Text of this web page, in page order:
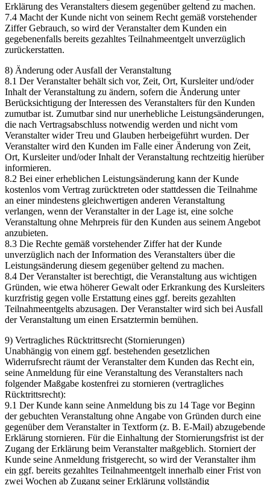
Erklärung des Veranstalters diesem gegenüber geltend zu machen.
7.4 Macht der Kunde nicht von seinem Recht gemäß vorstehender
Ziffer Gebrauch, so wird der Veranstalter dem Kunden ein
gegebenenfalls bereits gezahltes Teilnahmeentgelt unverzüglich
zurückerstatten.
8) Änderung oder Ausfall der Veranstaltung
8.1 Der Veranstalter behält sich vor, Zeit, Ort, Kursleiter und/oder
Inhalt der Veranstaltung zu ändern, sofern die Änderung unter
Berücksichtigung der Interessen des Veranstalters für den Kunden
zumutbar ist. Zumutbar sind nur unerhebliche Leistungsänderungen,
die nach Vertragsabschluss notwendig werden und nicht vom
Veranstalter wider Treu und Glauben herbeigeführt wurden. Der
Veranstalter wird den Kunden im Falle einer Änderung von Zeit,
Ort, Kursleiter und/oder Inhalt der Veranstaltung rechtzeitig hierüber
informieren.
8.2 Bei einer erheblichen Leistungsänderung kann der Kunde
kostenlos vom Vertrag zurücktreten oder stattdessen die Teilnahme
an einer mindestens gleichwertigen anderen Veranstaltung
verlangen, wenn der Veranstalter in der Lage ist, eine solche
Veranstaltung ohne Mehrpreis für den Kunden aus seinem Angebot
anzubieten.
8.3 Die Rechte gemäß vorstehender Ziffer hat der Kunde
unverzüglich nach der Information des Veranstalters über die
Leistungsänderung diesem gegenüber geltend zu machen.
8.4 Der Veranstalter ist berechtigt, die Veranstaltung aus wichtigen
Gründen, wie etwa höherer Gewalt oder Erkrankung des Kursleiters
kurzfristig gegen volle Erstattung eines ggf. bereits gezahlten
Teilnahmeentgelts abzusagen. Der Veranstalter wird sich bei Ausfall
der Veranstaltung um einen Ersatztermin bemühen.
9) Vertragliches Rücktrittsrecht (Stornierungen)
Unabhängig von einem ggf. bestehenden gesetzlichen
Widerrufsrecht räumt der Veranstalter dem Kunden das Recht ein,
seine Anmeldung für eine Veranstaltung des Veranstalters nach
folgender Maßgabe kostenfrei zu stornieren (vertragliches
Rücktrittsrecht):
9.1 Der Kunde kann seine Anmeldung bis zu 14 Tage vor Beginn
der gebuchten Veranstaltung ohne Angabe von Gründen durch eine
gegenüber dem Veranstalter in Textform (z. B. E-Mail) abzugebende
Erklärung stornieren. Für die Einhaltung der Stornierungsfrist ist der
Zugang der Erklärung beim Veranstalter maßgeblich. Storniert der
Kunde seine Anmeldung fristgerecht, so wird der Veranstalter ihm
ein ggf. bereits gezahltes Teilnahmeentgelt innerhalb einer Frist von
zwei Wochen ab Zugang seiner Erklärung vollständig